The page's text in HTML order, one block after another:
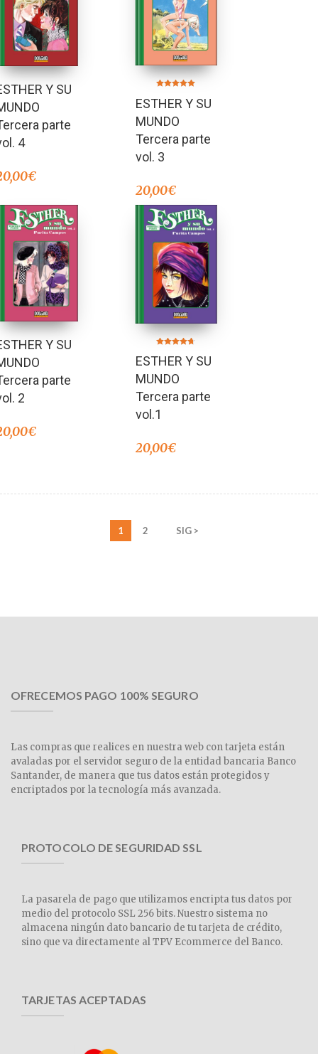
Y SU
parte
4
€
5.00
de 5
ESTHER Y SU
MUNDO
Tercera parte
vol. 3
20,00€
Y SU
parte
2
€
4.60
de 5
ESTHER Y SU
MUNDO
Tercera parte
vol.1
20,00€
1 2 SIG >
OFRECEMOS PAGO 100% SEGURO
Las compras que realices en nuestra web con tarjeta están
avaladas por el servidor seguro de la entidad bancaria Banco
Santander, de manera que tus datos están protegidos y
encriptados por la tecnología más avanzada.
PROTOCOLO DE SEGURIDAD SSL
La pasarela de pago que utilizamos encripta tus datos por
medio del protocolo SSL 256 bits. Nuestro sistema no
almacena ningún dato bancario de tu tarjeta de crédito,
sino que va directamente al TPV Ecommerce del Banco.
TARJETAS ACEPTADAS